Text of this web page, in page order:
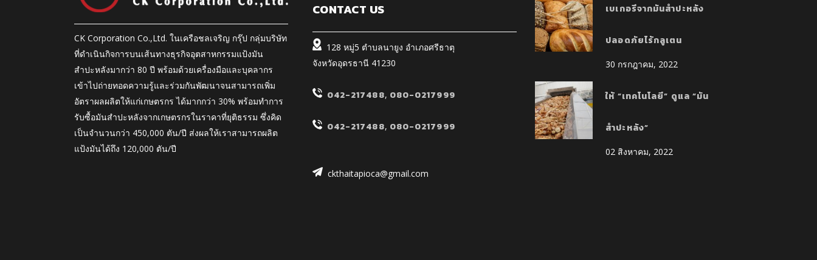
CK Corporation Co.,Ltd. ในเครือชลเจริญ กรุ๊ป กลุ่มบริษัท
ที่ดำเนินกิจการบนเส้นทางธุรกิจอุตสาหกรรมแป้งมัน
สำปะหลังมากว่า 80 ปี พร้อมด้วยเครื่องมือและบุคลากร
เข้าไปถ่ายทอดความรู้และร่วมกันพัฒนาจนสามารถเพิ่ม
อัตราผลผลิตให้แก่เกษตรกร ได้มากกว่า 30% พร้อมทำการ
รับซื้อมันสำปะหลังจากเกษตรกรในราคาที่ยุติธรรม ซึ่งคิด
เป็นจำนวนกว่า 450,000 ตัน/ปี ส่งผลให้เราสามารถผลิต
แป้งมันได้ถึง 120,000 ตัน/ปี
CONTACT US
128 หมู่5 ตำบลนายูง อำเภอศรีธาตุ
จังหวัดอุดรธานี 41230
042-217488, 080-0217999
042-217488, 080-0217999
ckthaitapioca@gmail.com
เบเกอรีจากมันสำปะหลัง
ปลอดภัยไร้กลูเตน
30 กรกฎาคม, 2022
ให้ “เทคโนโลยี” ดูแล “มัน
สำปะหลัง”
02 สิงหาคม, 2022